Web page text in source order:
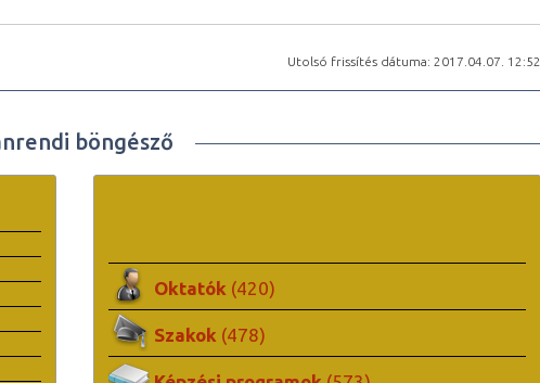
Utolsó frissítés dátuma: 2017.04.07. 12:52
böngésző
Oktatók (420)
Szakok (478)